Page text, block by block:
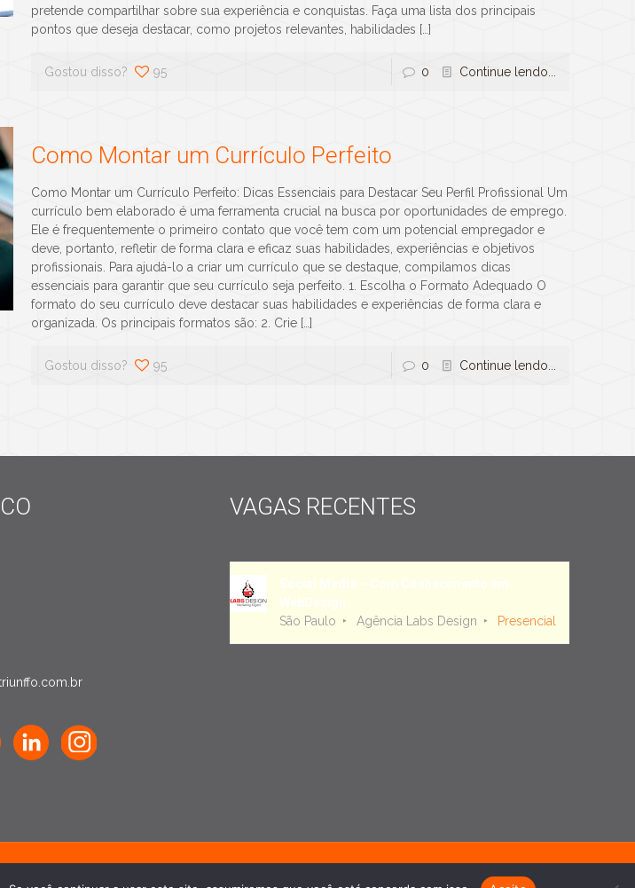
pretende compartilhar sobre sua experiência e conquistas. Faça uma lista dos principais
pontos que deseja destacar, como projetos relevantes, habilidades […]
Gostou disso? 95 0 Continue lendo...
Como Montar um Currículo Perfeito
Como Montar um Currículo Perfeito: Dicas Essenciais para Destacar Seu Perfil Profissional Um
currículo bem elaborado é uma ferramenta crucial na busca por oportunidades de emprego.
Ele é frequentemente o primeiro contato que você tem com um potencial empregador e
deve, portanto, refletir de forma clara e eficaz suas habilidades, experiências e objetivos
profissionais. Para ajudá-lo a criar um currículo que se destaque, compilamos dicas
essenciais para garantir que seu currículo seja perfeito. 1. Escolha o Formato Adequado O
formato do seu currículo deve destacar suas habilidades e experiências de forma clara e
organizada. Os principais formatos são: 2. Crie[…]
Gostou disso? 95 0 Continue lendo...
VAGAS RECENTES
Social Media – Com Conhecimento em
WebDesign
São Paulo
Agência Labs Design Presencial